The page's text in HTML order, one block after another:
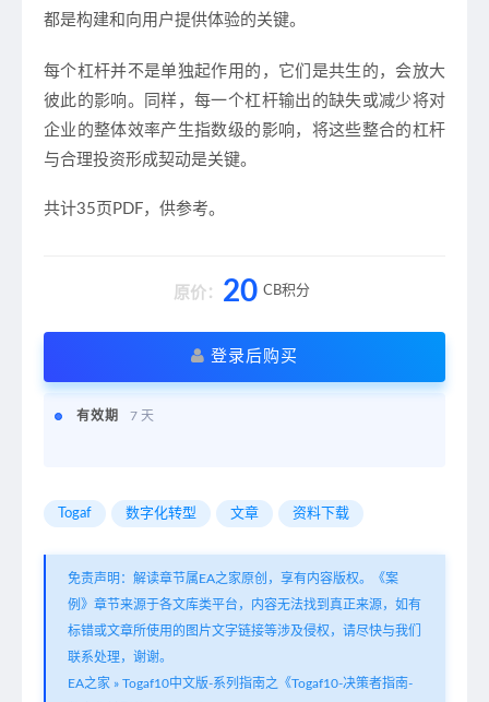
都是构建和向用户提供体验的关键。
每个杠杆并不是单独起作用的，它们是共生的，会放大
彼此的影响。
同样，每一个杠杆输出的缺失或减少将对
企业的整体效率产生指数级的影响，将这些整合的杠杆
与合理投资形成契动是关键。​
共计35页PDF，供参考​。
原价： 20 CB积分
登录后购买
有效期 7 天
Togaf 数字化转型 文章 资料下载
免责声明：解读章节属EA之家原创，享有内容版权。《案
例》章节来源于各文库类平台，内容无法找到真正来源，如有
标错或文章所使用的图片文字链接等涉及侵权，请尽快与我们
联系处理，谢谢。
EA之家 » Togaf10中文版-系列指南之《Togaf10-决策者指南-